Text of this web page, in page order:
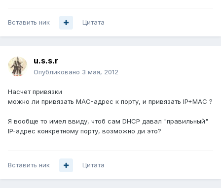
Вставить ник Цитата
u.s.s.r
Опубликовано 3 мая, 2012
Насчет привязки
можно ли привязать MAC-адрес к порту, и привязать IP+MAC ?
Я вообще то имел ввиду, чтоб сам DHCP давал "правильный"
IP-адрес конкретному порту, возможно ди это?
Вставить ник Цитата